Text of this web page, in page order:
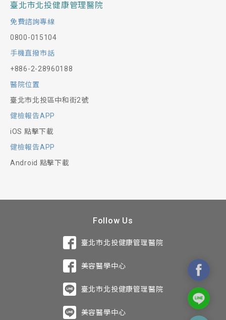
臺北市北投健康管理醫院
免費諮詢專線
0800-015104
手機直撥市話
+886-2-28960188
醫院位置
臺北市北投區中和街2號
健檢報告APP
iOS 點擊下載
健檢報告APP
Android 點擊下載
Follow Us
臺北市北投健康管理醫院
美容醫學中心
臺北市北投健康管理醫院
美容醫學中心